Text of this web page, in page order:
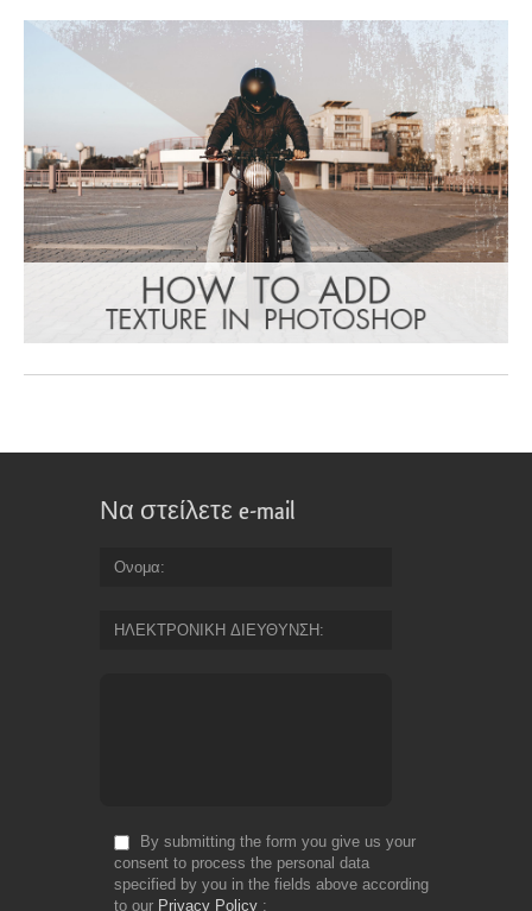
Να στείλετε e-mail
Ονομα
ΗΛΕΚΤΡΟΝΙΚΗ ΔΙΕΥΘΥΝΣΗ
By submitting the form you give us your
consent to process the personal data
specified by you in the fields above according
to our Privacy Policy